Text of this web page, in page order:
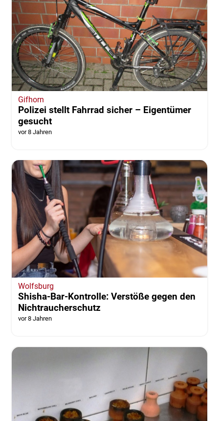
Gifhorn
Polizei stellt Fahrrad sicher – Eigentümer
gesucht
vor 8 Jahren
Wolfsburg
Shisha-Bar-Kontrolle: Verstöße gegen den
Nichtraucherschutz
vor 8 Jahren